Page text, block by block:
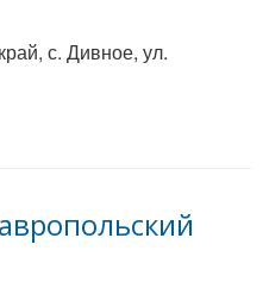
с. Дивное, ул.